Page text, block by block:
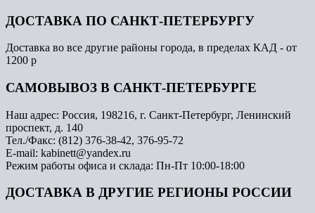
ДОСТАВКА ПО САНКТ-ПЕТЕРБУРГУ
Доставка во все другие районы города, в пределах КАД - от
1200 р
САМОВЫВОЗ В САНКТ-ПЕТЕРБУРГЕ
Наш адрес: Россия, 198216, г. Санкт-Петербург, Ленинский
проспект, д. 140
Тел./Факс: (812) 376-38-42, 376-95-72
E-mail: kabinett@yandex.ru
Режим работы офиса и склада: Пн-Пт 10:00-18:00
ДОСТАВКА В ДРУГИЕ РЕГИОНЫ РОССИИ